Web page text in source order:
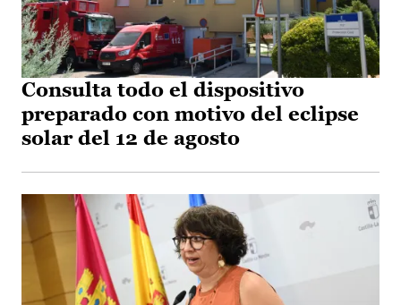
Consulta todo el dispositivo
preparado con motivo del eclipse
solar del 12 de agosto